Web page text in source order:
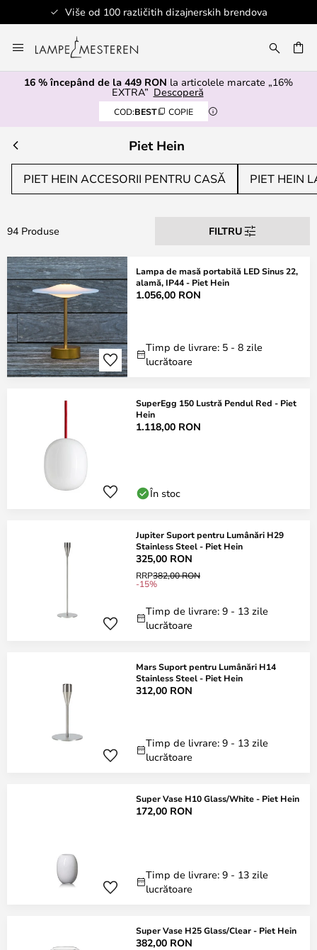
Više od 100 različitih dizajnerskih brendova
la
Continut
16 % începând de la 449 RON la articolele marcate „16%
EXTRA” Descoperă
COD:BEST COPIE
Piet Hein
PIET HEIN ACCESORII PENTRU CASĂ PIET HEIN
94 Produse FILTRU
Lampa de masă portabilă LED Sinus 22,
alamă, IP44 - Piet Hein
1.056,00 RON
Timp de livrare: 5 - 8 zile
lucrătoare
SuperEgg 150 Lustră Pendul Red - Piet
Hein
1.118,00 RON
În stoc
Jupiter Suport pentru Lumânări H29
Stainless Steel - Piet Hein
325,00 RON
RRP382,00 RON
-15%
Timp de livrare: 9 - 13 zile
lucrătoare
Mars Suport pentru Lumânări H14
Stainless Steel - Piet Hein
312,00 RON
Timp de livrare: 9 - 13 zile
lucrătoare
Super Vase H10 Glass/White - Piet Hein
172,00 RON
Timp de livrare: 9 - 13 zile
lucrătoare
Super Vase H25 Glass/Clear - Piet Hein
382,00 RON